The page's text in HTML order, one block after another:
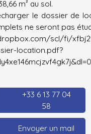
m² au sol.
le dossier de
ne seront pas
scl/fi/
location.pdf?
+33 6 13 77 04
58
Envoyer un mail